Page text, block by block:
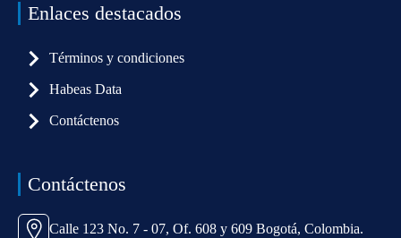
Enlaces destacados
Términos y condiciones
Habeas Data
Contáctenos
Contáctenos
Calle 123 No. 7 - 07, Of. 608 y 609 Bogotá, Colombia.